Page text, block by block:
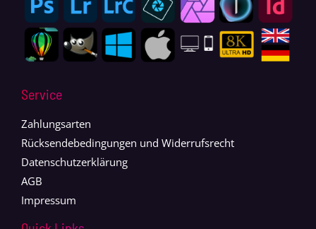
Service
Zahlungsarten
Rücksendebedingungen und Widerrufsrecht
Datenschutzerklärung
AGB
Impressum